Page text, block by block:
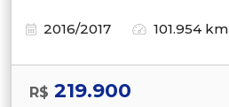
2016/2017
101.954 km
R$ 219.900